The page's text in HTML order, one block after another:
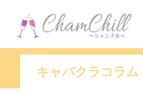
キャバクラコラム